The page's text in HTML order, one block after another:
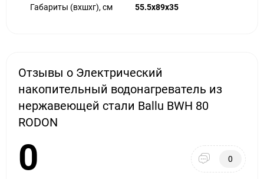
Габариты (вхшхг), см 55.5x89x35
Отзывы о Электрический
накопительный водонагреватель из
нержавеющей стали Ballu BWH 80
RODON
0 0